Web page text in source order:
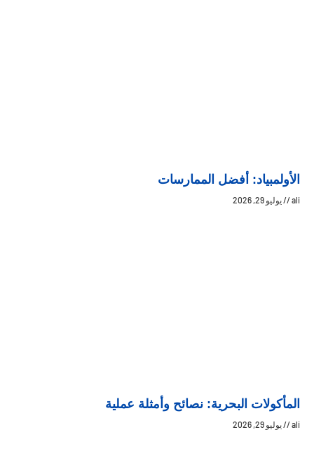
الأولمبياد: أفضل الممارسات
ali يوليو 29, 2026
المأكولات البحرية: نصائح وأمثلة عملية
ali يوليو 29, 2026